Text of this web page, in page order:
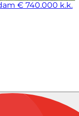
€ 740.000 k.k.